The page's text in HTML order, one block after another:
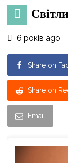
6 років ago
Share on
Share on
Email